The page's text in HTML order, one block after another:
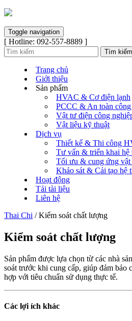
Toggle navigation
[ Hotline: 092-557-8889 ]
Trang chủ
Giới thiệu
Sản phẩm
HVAC & Cơ điện lạnh
PCCC & An toàn
Vật tư điện công
Vật liệu kỹ thuật
Dịch vụ
Thiết kế & Thi công
Tư vấn & triển khai hệ
Tối ưu & cung ứng
Khảo sát & Cải tạo hệ
Hoạt động
Tải tài liệu
Liên hệ
Thai Chi / Kiểm soát chất lượng
Kiểm soát chất lượng
Sản phẩm được lựa chọn từ các nhà
soát trước khi cung cấp, giúp đảm bảo
hợp với tiêu chuẩn sử dụng thực tế.
Các lợi ích khác